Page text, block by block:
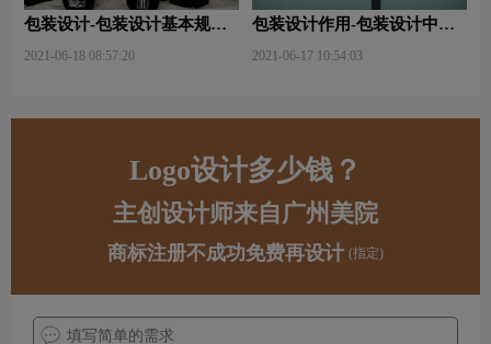
包装设计-包装设计基本规律
2021-06-18 08:57:20
包装设计作用-包装设计中文
2021-06-17 10:54:03
Logo设计多少钱？
主创设计师来自广州美院
商标注册不成功免费再设计 (指定)